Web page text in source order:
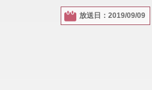
放送日：2019/09/09